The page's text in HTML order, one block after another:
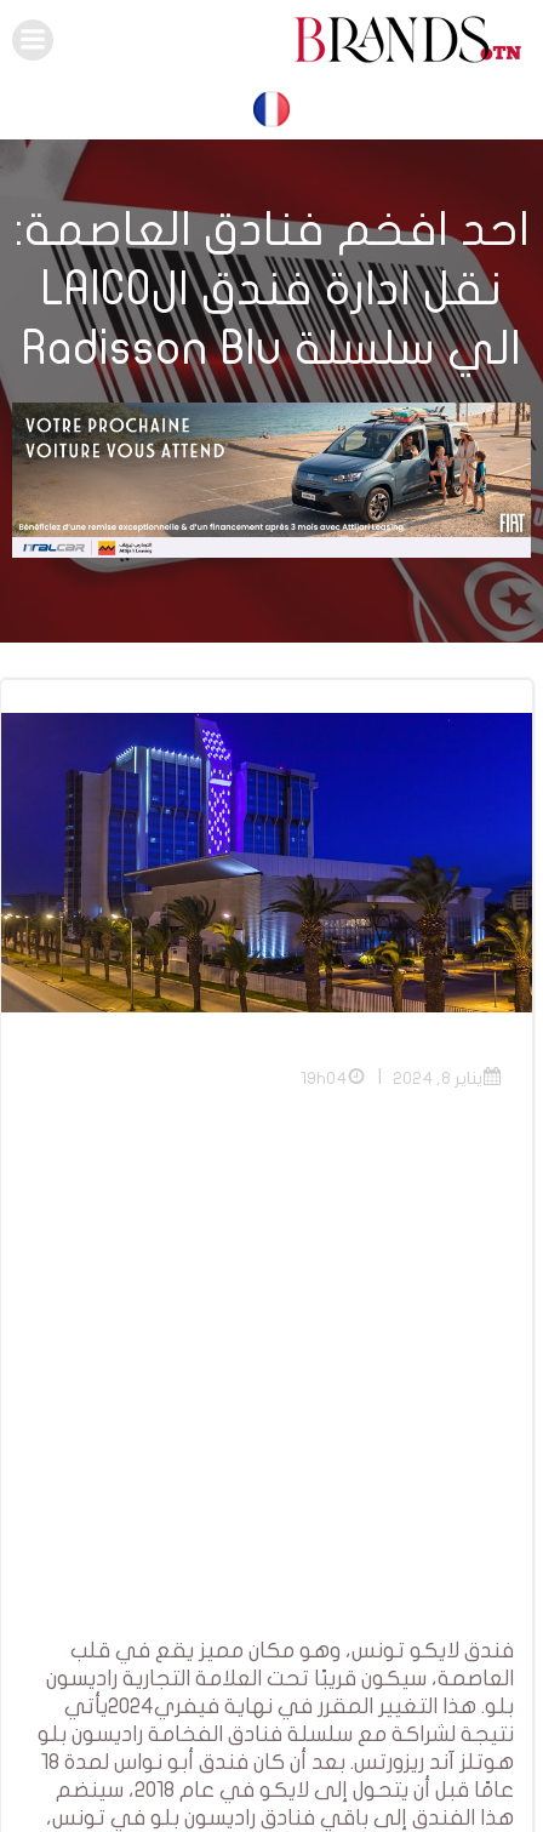
احد افخم فنادق العاصمة:
نقل ادارة فندق الLAICO
الي سلسلة Radisson Blu
يناير 8, 2024 19h04
فندق لايكو تونس، وهو مكان مميز يقع في قلب
العاصمة، سيكون قريبًا تحت العلامة التجارية راديسون
بلو. هذا التغيير المقرر في نهاية فيفري2024يأتي
نتيجة لشراكة مع سلسلة فنادق الفخامة راديسون بلو
هوتلز آند ريزورتس. بعد أن كان فندق أبو نواس لمدة ١٨
عامًا قبل أن يتحول إلى لايكو في عام 2018، سينضم
هذا الفندق إلى باقي فنادق راديسون بلو في تونس،